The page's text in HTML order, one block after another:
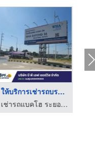
ให้บริการเช่ารถบรรทุ ...
เช่ารถแบคโฮ ระยอง บี พี เอฟ เซอร์วิส